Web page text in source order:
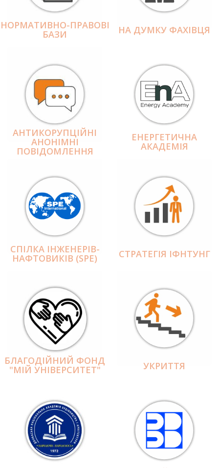
НОРМАТИВНО-ПРАВОВІ
БАЗИ НА ДУМКУ ФАХІВЦЯ
АНТИКОРУПЦІЙНІ
АНОНІМНІ
ПОВІДОМЛЕННЯ
ЕНЕРГЕТИЧНА
АКАДЕМІЯ
СПІЛКА ІНЖЕНЕРІВ-
НАФТОВИКІВ (SPE) СТРАТЕГІЯ ІФНТУНГ
БЛАГОДІЙНИЙ ФОНД
"МІЙ УНІВЕРСИТЕТ" УКРИТТЯ